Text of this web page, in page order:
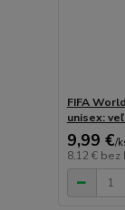
FIFA
unisex:
9,99 €/
8,12 € bez